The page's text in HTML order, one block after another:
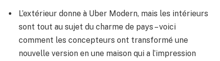
L’extérieur donne à Uber Modern, mais les intérieurs
sont tout au sujet du charme de pays – voici
comment les concepteurs ont transformé une
nouvelle version en une maison qui a l’impression